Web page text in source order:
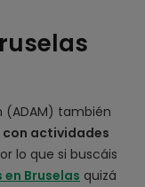
(ADAM) también
actividades
lo que si buscáis
Bruselas quizá